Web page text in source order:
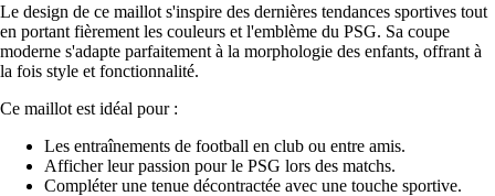
Le design de ce maillot s'inspire des dernières tendances sportives tout
en portant fièrement les couleurs et l'emblème du PSG. Sa coupe
moderne s'adapte parfaitement à la morphologie des enfants, offrant à
la fois style et fonctionnalité.
Ce maillot est idéal pour :
Les entraînements de football en club ou entre amis.
Afficher leur passion pour le PSG lors des matchs.
Compléter une tenue décontractée avec une touche sportive.